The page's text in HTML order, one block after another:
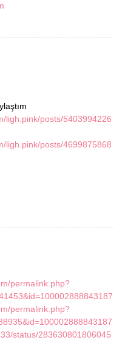
ligh.pink/posts/5403994226
ligh.pink/posts/4699875868
permalink.php?
permalink.php?
status/283630801806045